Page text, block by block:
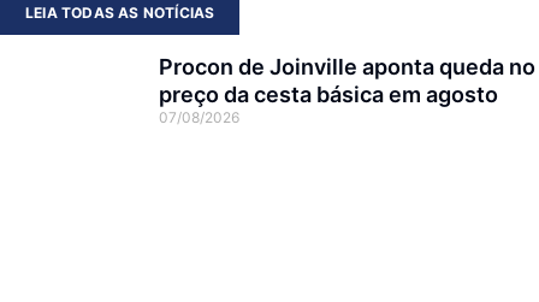
LEIA TODAS AS NOTÍCIAS
Procon de Joinville aponta queda no
preço da cesta básica em agosto
07/08/2026